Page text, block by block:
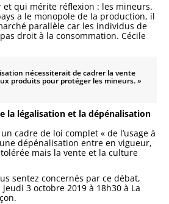
qui mérite réflexion : les mineurs.
a le monopole de la production, il
parallèle car les individus de
droit à la consommation. Cécile
nécessiterait de cadrer la vente
produits pour protéger les mineurs. »
la légalisation et la dépénalisation
cadre de loi complet « de l’usage à
dépénalisation entre en vigueur,
mais la vente et la culture
sentez concernés par ce débat,
3 octobre 2019 à 18h30 à La